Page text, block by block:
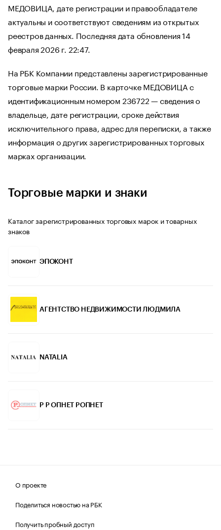
МЕДОВИЦА, дате регистрации и правообладателе
актуальны и соответствуют сведениям из открытых
реестров данных. Последняя дата обновления 14
февраля 2026 г. 22:47.
На РБК Компании представлены зарегистрированные
торговые марки России. В карточке МЕДОВИЦА с
идентификационным номером 236722 — сведения о
владельце, дате регистрации, сроке действия
исключительного права, адрес для переписки, а также
информация о других зарегистрированных торговых
марках организации.
Торговые марки и знаки
Каталог зарегистрированных торговых марок и товарных
знаков
ЭПОКОНТ
АГЕНТСТВО НЕДВИЖИМОСТИ ЛЮДМИЛА
NATALIA
P Р ОПНЕТ РОПНЕТ
О проекте
Поделиться новостью на РБК
Получить пробный доступ